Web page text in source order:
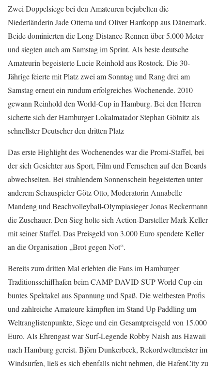
Zwei Doppelsiege bei den Amateuren bejubelten die
Niederländerin Jade Ottema und Oliver Hartkopp aus Dänemark.
Beide dominierten die Long-Distance-Rennen über 5.000 Meter
und siegten auch am Samstag im Sprint. Als beste deutsche
Amateurin begeisterte Lucie Reinhold aus Rostock. Die 30-
Jährige feierte mit Platz zwei am Sonntag und Rang drei am
Samstag erneut ein rundum erfolgreiches Wochenende. 2010
gewann Reinhold den World-Cup in Hamburg. Bei den Herren
sicherte sich der Hamburger Lokalmatador Stephan Gölnitz als
schnellster Deutscher den dritten Platz
Das erste Highlight des Wochenendes war die Promi-Staffel, bei
der sich Gesichter aus Sport, Film und Fernsehen auf den Boards
abwechselten. Bei strahlendem Sonnenschein begeisterten unter
anderem Schauspieler Götz Otto, Moderatorin Annabelle
Mandeng und Beachvolleyball-Olympiasieger Jonas Reckermann
die Zuschauer. Den Sieg holte sich Action-Darsteller Mark Keller
mit seiner Staffel. Das Preisgeld von 3.000 Euro spendete Keller
an die Organisation „Brot gegen Not“.
Bereits zum dritten Mal erlebten die Fans im Hamburger
Traditionsschiffhafen beim CAMP DAVID SUP World Cup ein
buntes Spektakel aus Spannung und Spaß. Die weltbesten Profis
und zahlreiche Amateure kämpften im Stand Up Paddling um
Weltranglistenpunkte, Siege und ein Gesamtpreisgeld von 15.000
Euro. Als Ehrengast war Surf-Legende Robby Naish aus Hawaii
nach Hamburg gereist. Björn Dunkerbeck, Rekordweltmeister im
Windsurfen, ließ es sich ebenfalls nicht nehmen, die HafenCity zu